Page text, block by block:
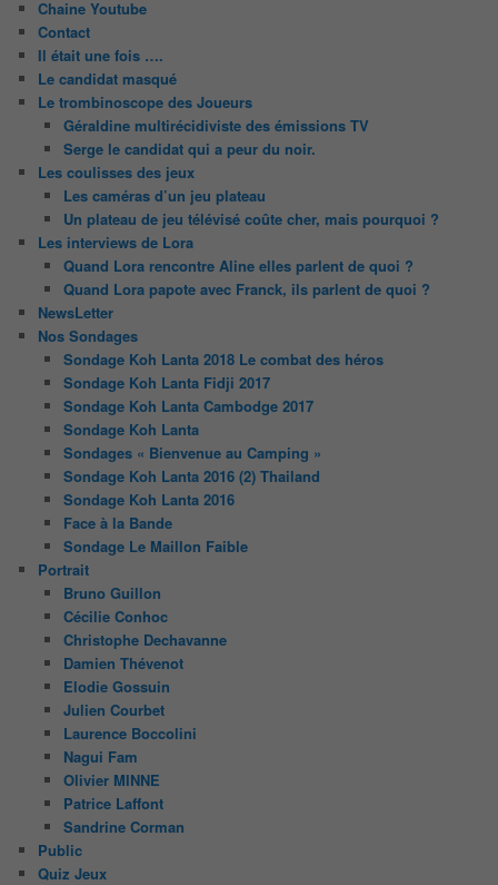
Chaine Youtube
Contact
Il était une fois ….
Le candidat masqué
Le trombinoscope des Joueurs
Géraldine multirécidiviste des émissions TV
Serge le candidat qui a peur du noir.
Les coulisses des jeux
Les caméras d’un jeu plateau
Un plateau de jeu télévisé coûte cher, mais pourquoi ?
Les interviews de Lora
Quand Lora rencontre Aline elles parlent de quoi ?
Quand Lora papote avec Franck, ils parlent de quoi ?
NewsLetter
Nos Sondages
Sondage Koh Lanta 2018 Le combat des héros
Sondage Koh Lanta Fidji 2017
Sondage Koh Lanta Cambodge 2017
Sondage Koh Lanta
Sondages « Bienvenue au Camping »
Sondage Koh Lanta 2016 (2) Thailand
Sondage Koh Lanta 2016
Face à la Bande
Sondage Le Maillon Faible
Portrait
Bruno Guillon
Cécilie Conhoc
Christophe Dechavanne
Damien Thévenot
Elodie Gossuin
Julien Courbet
Laurence Boccolini
Nagui Fam
Olivier MINNE
Patrice Laffont
Sandrine Corman
Public
Quiz Jeux